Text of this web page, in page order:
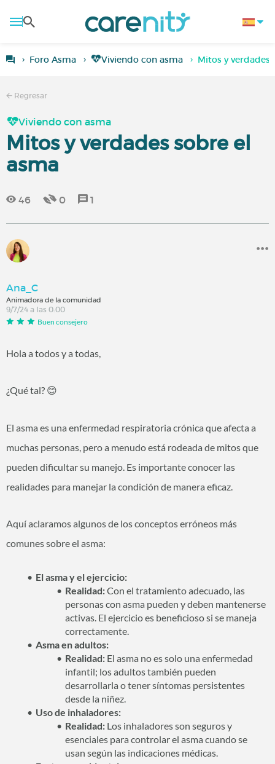
Foro Asma Viviendo con asma Mitos y verdades
Regresar
Viviendo con asma
Mitos y verdades sobre el
asma
46 0 1
Ana_C
Animadora de la comunidad
9/7/24 a las 0:00
Buen consejero
Hola a todos y a todas,
¿Qué tal? 😊
El asma es una enfermedad respiratoria crónica que afecta a
muchas personas, pero a menudo está rodeada de mitos que
pueden dificultar su manejo. Es importante conocer las
realidades para manejar la condición de manera eficaz.
Aquí aclaramos algunos de los conceptos erróneos más
comunes sobre el asma:
El asma y el ejercicio:
Realidad:Con el tratamiento adecuado, las
personas con asma pueden y deben mantenerse
activas. El ejercicio es beneficioso si se maneja
correctamente.
Asma en adultos:
Realidad:El asma no es solo una enfermedad
infantil; los adultos también pueden
desarrollarla o tener síntomas persistentes
desde la niñez.
Uso de inhaladores:
Realidad:Los inhaladores son seguros y
esenciales para controlar el asma cuando se
usan según las indicaciones médicas.